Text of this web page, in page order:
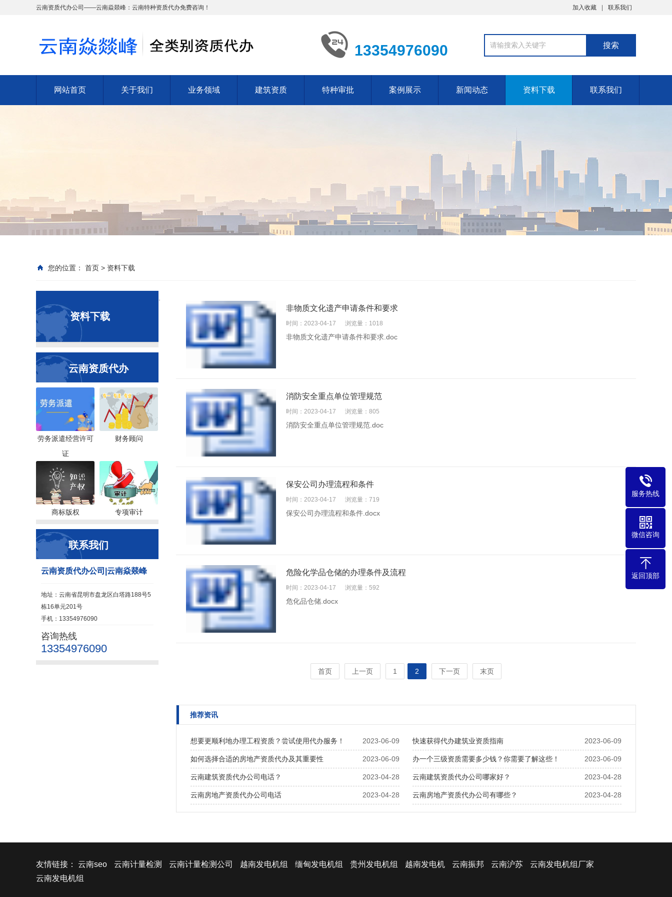
云南资质代办公司——云南焱燚峰：云南特种资质代办免费咨询！ 加入收藏 联系我们
13354976090
网站首页 关于我们 业务领域 建筑资质 特种审批 案例展示 新闻动态 资料下载 联系我们
服务热线
微信咨询
返回顶部
您的位置： 首页 > 资料下载
资料下载
云南资质代办
劳务派遣经营许可
证
财务顾问
商标版权 专项审计
联系我们
云南资质代办公司|云南焱燚峰
地址：云南省昆明市盘龙区白塔路188号5
栋16单元201号
手机：13354976090
咨询热线
13354976090
非物质文化遗产申请条件和要求
时间：2023-04-17 浏览量：1018
非物质文化遗产申请条件和要求.doc
消防安全重点单位管理规范
时间：2023-04-17 浏览量：805
消防安全重点单位管理规范.doc
保安公司办理流程和条件
时间：2023-04-17 浏览量：719
保安公司办理流程和条件.docx
危险化学品仓储的办理条件及流程
时间：2023-04-17 浏览量：592
危化品仓储.docx
首页 上一页 1 2 下一页 末页
推荐资讯
2023-06-09
想要更顺利地办理工程资质？尝试使用代办服务！ 2023-06-09
快速获得代办建筑业资质指南
2023-06-09
如何选择合适的房地产资质代办及其重要性 2023-06-09
办一个三级资质需要多少钱？你需要了解这些！
2023-04-28
云南建筑资质代办公司电话？ 2023-04-28
云南建筑资质代办公司哪家好？
2023-04-28
云南房地产资质代办公司电话 2023-04-28
云南房地产资质代办公司有哪些？
友情链接： 云南seo 云南计量检测 云南计量检测公司 越南发电机组 缅甸发电机组 贵州发电机组 越南发电机 云南振邦 云南沪苏
云南发电机组厂家
云南发电机组